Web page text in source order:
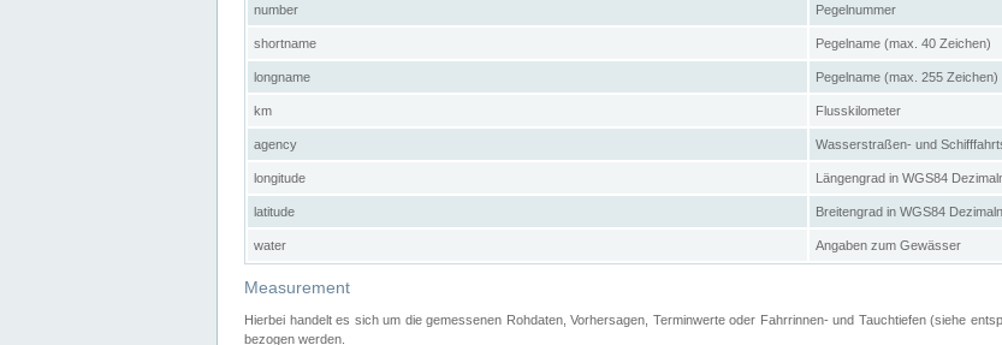
number Pegelnummer
shortname Pegelname (max. 40 Zeichen)
longname Pegelname (max. 255 Zeichen)
km Flusskilometer
agency Wasserstraßen- und
longitude Längengrad in WGS84
latitude Breitengrad in WGS84
water Angaben zum Gewässer
Measurement
Hierbei handelt es sich um die gemessenen Rohdaten, Vorhersagen, Terminwerte oder Fahrrinnen- und Tauchtiefen (siehe
bezogen werden.